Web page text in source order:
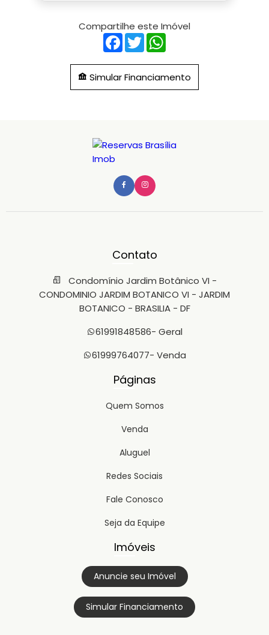
Compartilhe este Imóvel
Facebook
Twitter
Simular Financiamento
Contato
Condomínio Jardim Botânico VI -
CONDOMINIO JARDIM BOTANICO VI - JARDIM
BOTANICO - BRASILIA - DF
61991848586- Geral
61999764077- Venda
Páginas
Quem Somos
Venda
Aluguel
Redes Sociais
Fale Conosco
Seja da Equipe
Imóveis
Anuncie seu Imóvel
Simular Financiamento